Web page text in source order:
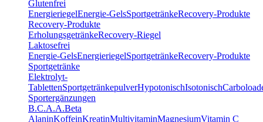
Glutenfrei
EnergieriegelEnergie-GelsSportgetränkeRecovery-Produkte
Recovery-Produkte
ErholungsgetränkeRecovery-Riegel
Laktosefrei
Energie-GelsEnergieriegelSportgetränkeRecovery-Produkte
Sportgetränke
Elektrolyt-
TablettenSportgetränkepulverHypotonischIsotonisch
Sportergänzungen
B.C.A.A.Beta
AlaninKoffeinKreatinMultivitaminMagnesiumVitamin C